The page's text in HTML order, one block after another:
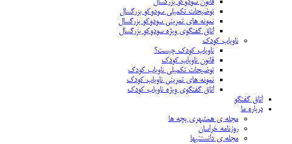
توضیحات تکمیلی سودوکو بزرگسال
نمونه های تمرینی سودوکو بزرگسال
اتاق گفتگوی ویژه سودوکو بزرگسال
ناویاب کودک
ناویاب کودک چیست؟
قانون ناویاب کودک
توضیحات تکمیلی ناویاب کودک
نمونه های تمرینی ناویاب کودک
اتاق گفتگوی ویژه ناویاب کودک
اتاق گفتگو
درباره ما
مجله ی همشهری بچه ها
روزنامه خراسان
مجله ی دانستنیها